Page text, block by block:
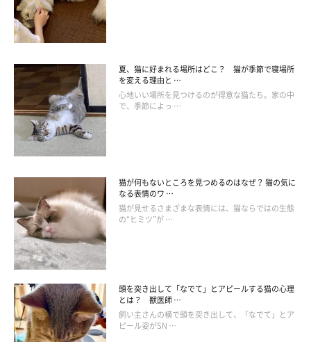
ねこ連れ草 うずらとかんたろう徒然ニャッ記
夏、猫に好まれる場所はどこ？ 猫が季節で寝場所
を変える理由と …
心地いい場所を見つけるのが得意な猫たち。家の中
で、季節によっ …
猫が何もないところを見つめるのはなぜ？ 猫の気に
なる表情のワ …
猫が見せるさまざまな表情には、猫ならではの生態
の“ヒミツ”が …
頭を突き出して「なでて」とアピールする猫の心理
とは？ 獣医師 …
飼い主さんの横で頭を突き出して、「なでて」とア
ピール姿がSN …